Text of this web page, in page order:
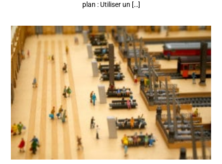
plan : Utiliser un […]